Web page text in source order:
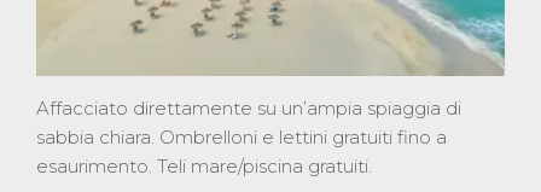
Affacciato direttamente su un’ampia spiaggia di
sabbia chiara. Ombrelloni e lettini gratuiti fino a
esaurimento. Teli mare/piscina gratuiti.